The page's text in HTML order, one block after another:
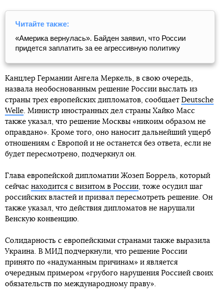
Читайте также:
«Америка вернулась». Байден заявил, что России
придется заплатить за ее агрессивную политику
Канцлер Германии Ангела Меркель, в свою очередь,
назвала необоснованным решение России выслать из
страны трех европейских дипломатов, сообщает Deutsche
Welle. Министр иностранных дел страны Хайко Масс
также указал, что решение Москвы «никоим образом не
оправдано». Кроме того, оно наносит дальнейший ущерб
отношениям с Европой и не останется без ответа, если не
будет пересмотрено, подчеркнул он.
Глава европейской дипломатии Жозеп Боррель, который
сейчас находится с визитом в России, тоже осудил шаг
российских властей и призвал пересмотреть решение. Он
также указал, что действия дипломатов не нарушали
Венскую конвенцию.
Солидарность с европейскими странами также выразила
Украина. В МИД подчеркнули, что решение России
принято по «надуманным причинам» и является
очередным примером «грубого нарушения Россией своих
обязательств по международному праву».